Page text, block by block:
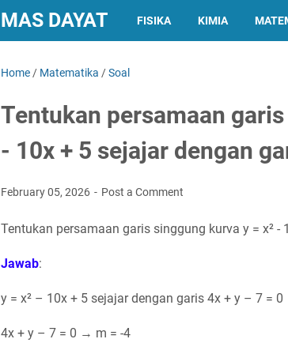
MAS DAYAT FISIKA KIMIA
Home / Matematika /Soal
Tentukan persamaan
- 10x + 5 sejajar dengan
February 05, 2026 Post a Comment
Tentukan persamaan garis singgung kurva y = x² -
Jawab:
y = x² – 10x + 5 sejajar dengan garis 4x + y – 7 = 0
4x + y – 7 = 0 → m = -4